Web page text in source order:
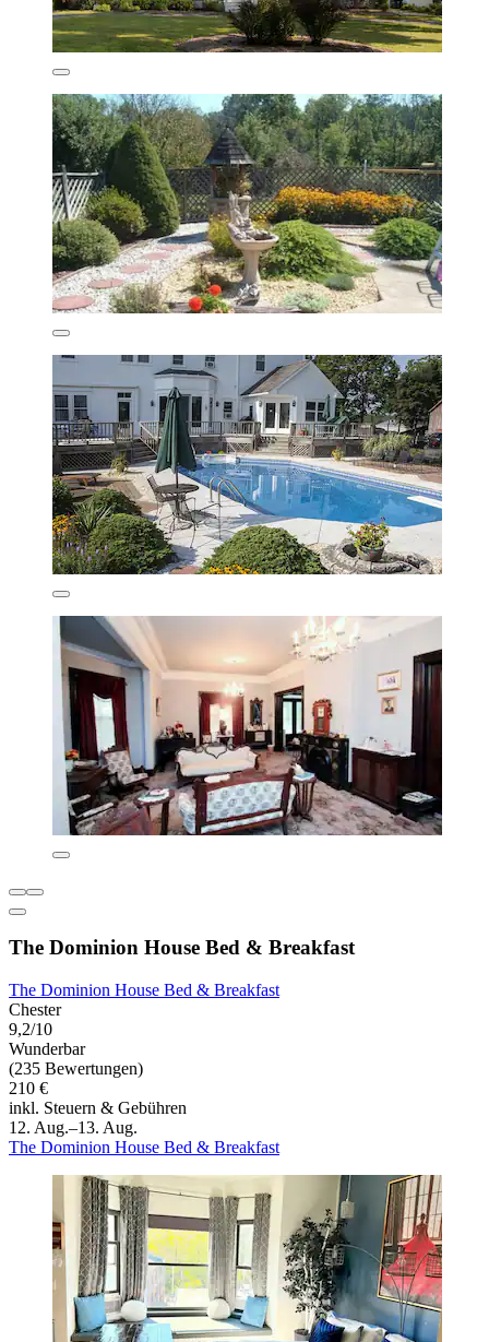
The Dominion House Bed & Breakfast
The Dominion House Bed & Breakfast
Chester
9,2/10
Wunderbar
(235 Bewertungen)
210 €
inkl. Steuern & Gebühren
12. Aug.–13. Aug.
The Dominion House Bed & Breakfast